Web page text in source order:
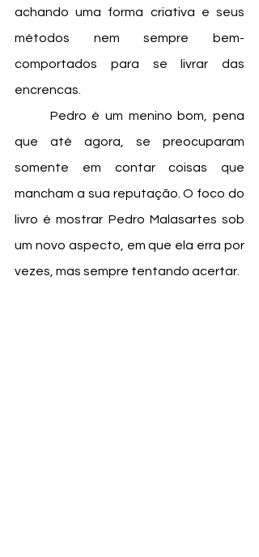
achando uma forma criativa e seus
métodos nem sempre bem-
comportados para se livrar das
encrencas.
que até agora, se preocuparam
somente em contar coisas que
mancham a sua reputação. O foco do
livro é mostrar Pedro Malasartes sob
um novo aspecto, em que ela erra por
vezes, mas sempre tentando acertar.